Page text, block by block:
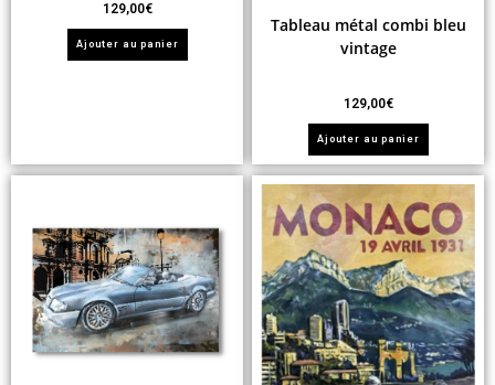
129,00€
Ajouter au panier
Tableau métal combi bleu
vintage
129,00€
Ajouter au panier